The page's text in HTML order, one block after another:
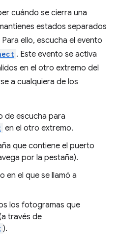
cuándo se cierra una
estados separados
ello, escucha el evento
. Este evento se activa
en el otro extremo del
a cualquiera de los
de escucha para
en el otro extremo.
que contiene el puerto
por la pestaña).
en el que se llamó a
los fotogramas que
través de
).